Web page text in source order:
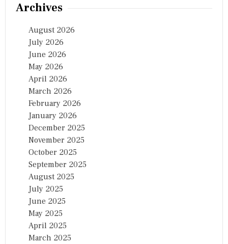
Archives
August 2026
July 2026
June 2026
May 2026
April 2026
March 2026
February 2026
January 2026
December 2025
November 2025
October 2025
September 2025
August 2025
July 2025
June 2025
May 2025
April 2025
March 2025